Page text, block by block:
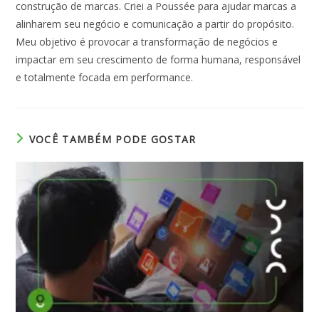
construção de marcas. Criei a Poussée para ajudar marcas a
alinharem seu negócio e comunicação a partir do propósito.
Meu objetivo é provocar a transformação de negócios e
impactar em seu crescimento de forma humana, responsável
e totalmente focada em performance.
VOCÊ TAMBÉM PODE GOSTAR